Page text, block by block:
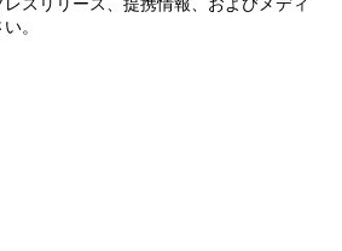
スリリース、提携情報、およびメディ
。